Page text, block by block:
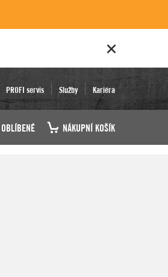
PROFI servis Služby Kariéra
OBLÍBENÉ NÁKUPNÍ KOŠÍK